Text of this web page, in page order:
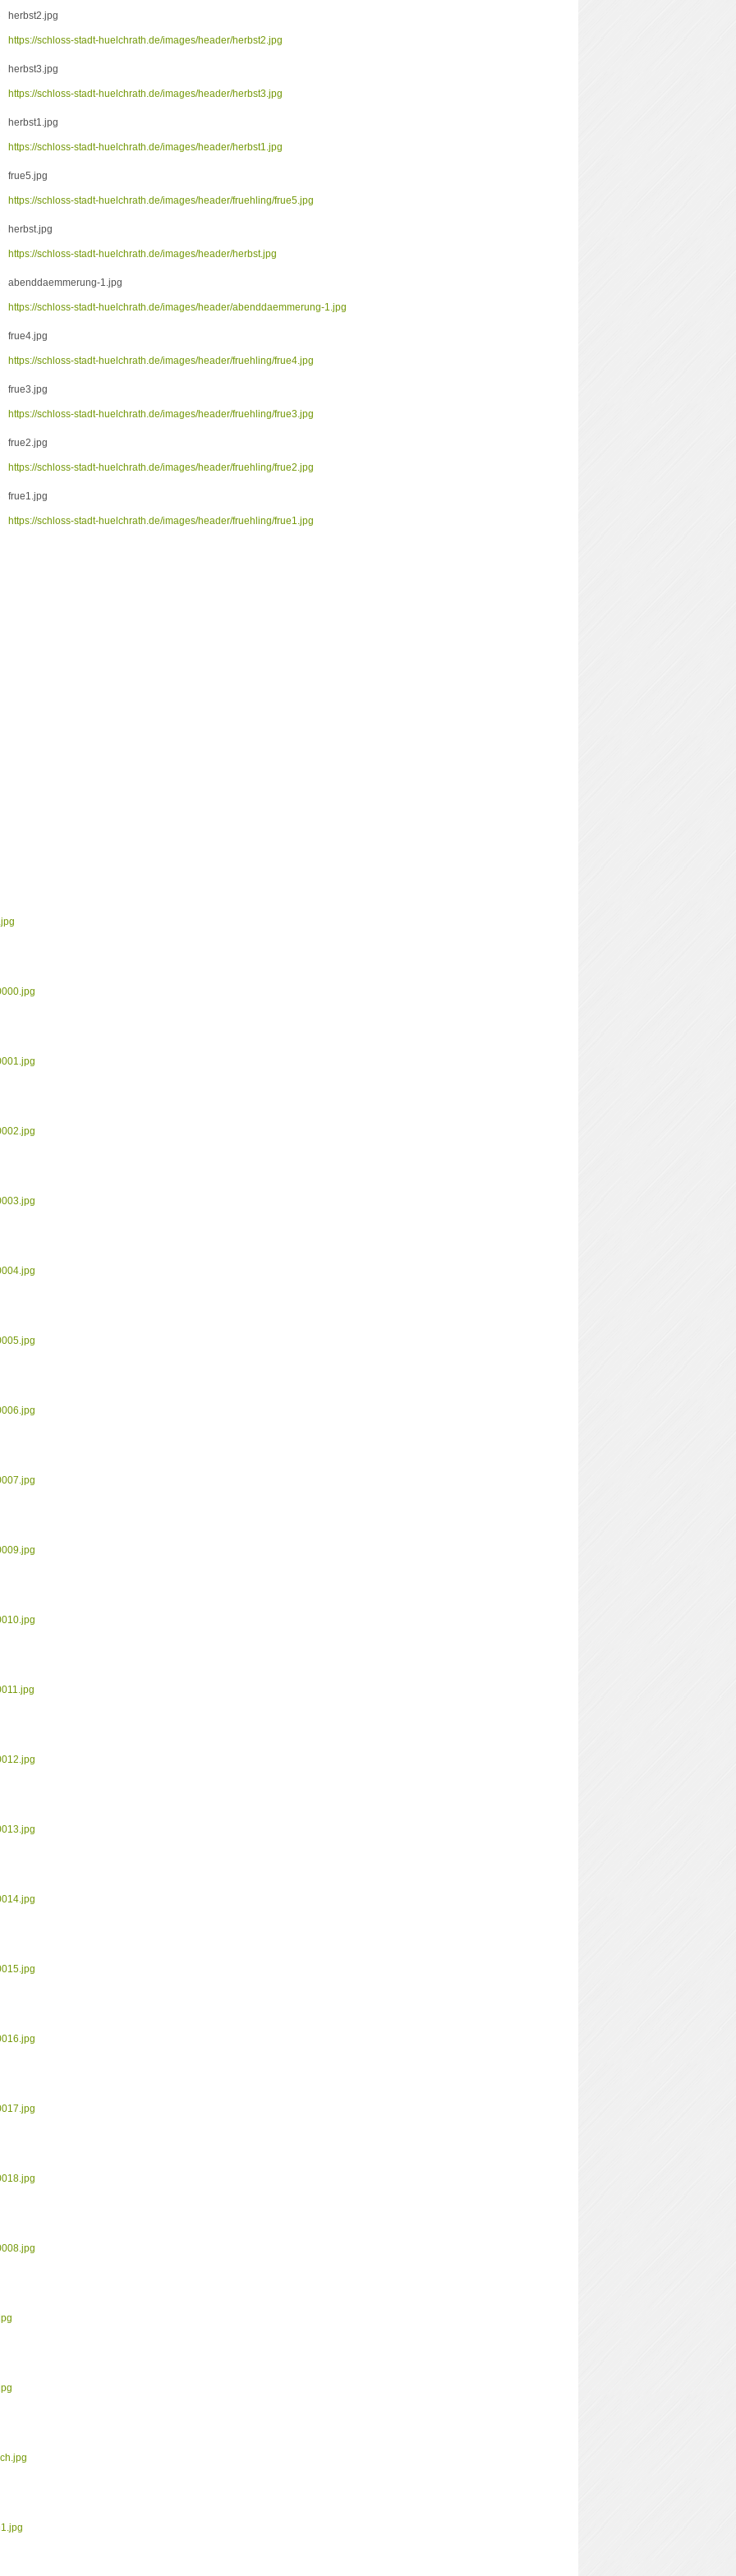
herbst2.jpg
https://schloss-stadt-huelchrath.de/images/header/herbst2.jpg
herbst3.jpg
https://schloss-stadt-huelchrath.de/images/header/herbst3.jpg
herbst1.jpg
https://schloss-stadt-huelchrath.de/images/header/herbst1.jpg
frue5.jpg
https://schloss-stadt-huelchrath.de/images/header/fruehling/frue5.jpg
herbst.jpg
https://schloss-stadt-huelchrath.de/images/header/herbst.jpg
abenddaemmerung-1.jpg
https://schloss-stadt-huelchrath.de/images/header/abenddaemmerung-1.jpg
frue4.jpg
https://schloss-stadt-huelchrath.de/images/header/fruehling/frue4.jpg
frue3.jpg
https://schloss-stadt-huelchrath.de/images/header/fruehling/frue3.jpg
frue2.jpg
https://schloss-stadt-huelchrath.de/images/header/fruehling/frue2.jpg
frue1.jpg
https://schloss-stadt-huelchrath.de/images/header/fruehling/frue1.jpg